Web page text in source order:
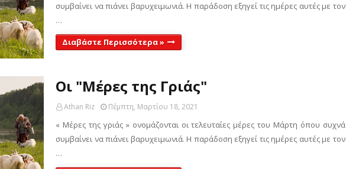
συμβαίνει να πιάνει βαρυχειμωνιά. Η παράδοση εξηγεί τις ημέρες αυτές με τον
…
Διαβάστε Περισσότερα »
Οι "Μέρες της Γριάς"
Athan Riz Πέμπτη, Μαρτίου 18, 2021
« Μέρες της γριάς » ονομάζονται οι τελευταίες μέρες του Μάρτη όπου συχνά
συμβαίνει να πιάνει βαρυχειμωνιά. Η παράδοση εξηγεί τις ημέρες αυτές με τον
…